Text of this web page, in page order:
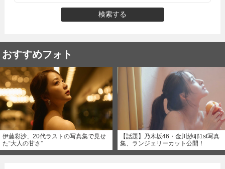
検索する
おすすめフォト
伊藤彩沙、20代ラストの写真集で見せ
た“大人の甘さ”
【話題】乃木坂46・金川紗耶1st写真
集、ランジェリーカット公開！